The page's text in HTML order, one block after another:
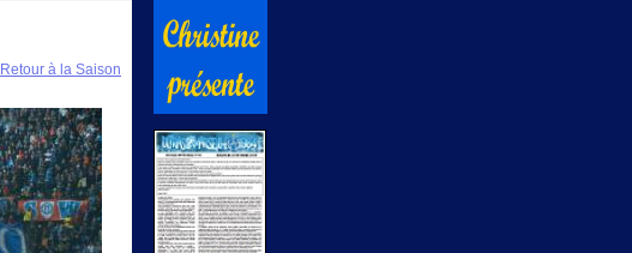
Retour à la Saison